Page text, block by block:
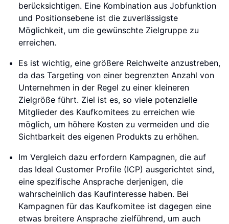
berücksichtigen. Eine Kombination aus Jobfunktion
und Positionsebene ist die zuverlässigste
Möglichkeit, um die gewünschte Zielgruppe zu
erreichen.
Es ist wichtig, eine größere Reichweite anzustreben,
da das Targeting von einer begrenzten Anzahl von
Unternehmen in der Regel zu einer kleineren
Zielgröße führt. Ziel ist es, so viele potenzielle
Mitglieder des Kaufkomitees zu erreichen wie
möglich, um höhere Kosten zu vermeiden und die
Sichtbarkeit des eigenen Produkts zu erhöhen.
Im Vergleich dazu erfordern Kampagnen, die auf
das Ideal Customer Profile (ICP) ausgerichtet sind,
eine spezifische Ansprache derjenigen, die
wahrscheinlich das Kaufinteresse haben. Bei
Kampagnen für das Kaufkomitee ist dagegen eine
etwas breitere Ansprache zielführend, um auch